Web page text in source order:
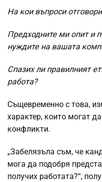
На кои въпроси
Предходните ми опит и
нуждите на вашата
Спазих ли правилният
работа?
Същевременно с това,
характер, които могат
конфликти.
„Забелязъла съм, че
мога да подобря
получих работата?“,